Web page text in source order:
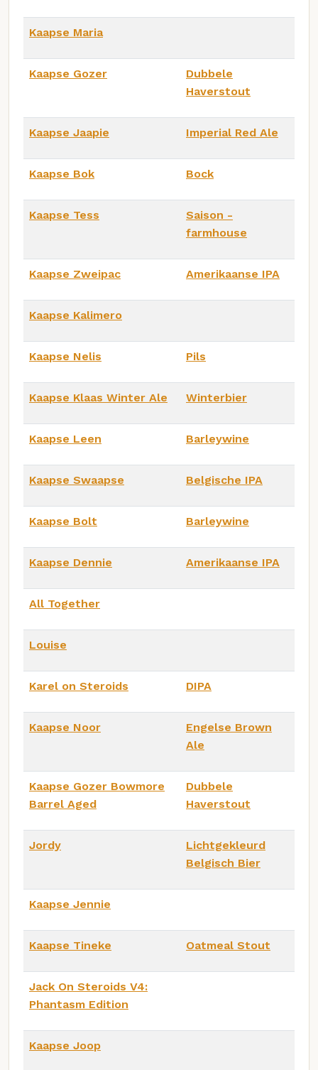
Kaapse Maria
Kaapse Gozer
Dubbele
Haverstout
Kaapse Jaapie Imperial Red Ale
Kaapse Bok Bock
Kaapse Tess
Saison -
farmhouse
Kaapse Zweipac Amerikaanse IPA
Kaapse Kalimero
Kaapse Nelis Pils
Kaapse Klaas Winter Ale Winterbier
Kaapse Leen Barleywine
Kaapse Swaapse Belgische IPA
Kaapse Bolt Barleywine
Kaapse Dennie Amerikaanse IPA
All Together
Louise
Karel on Steroids DIPA
Kaapse Noor
Engelse Brown
Ale
Kaapse Gozer Bowmore
Barrel Aged
Dubbele
Haverstout
Jordy
Lichtgekleurd
Belgisch Bier
Kaapse Jennie
Kaapse Tineke Oatmeal Stout
Jack On Steroids V4:
Phantasm Edition
Kaapse Joop